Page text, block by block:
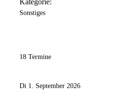
Kategorie:
Sonstiges
18 Termine
Di 1. September 2026